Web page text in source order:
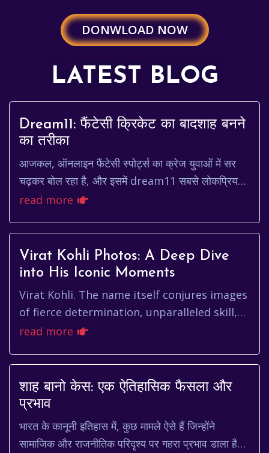
DONWLOAD NOW
LATEST BLOG
Dream11: फैंटेसी क्रिकेट का बादशाह बनने
का तरीका
आजकल, ऑनलाइन फैंटेसी स्पोर्ट्स का क्रेज युवाओं में सर
चढ़कर बोल रहा है, और इसमें dream11 सबसे लोकप्रिय
प्लेटफार्मों में से एक है। क्रिकेट के दीवानों क...
read more
Virat Kohli Photos: A Deep Dive
into His Iconic Moments
Virat Kohli. The name itself conjures images
of fierce determination, unparalleled skill,
and moments of sheer brilliance on the
read more
शाह बानो केस: एक ऐतिहासिक फैसला और
प्रभाव
भारत के कानूनी इतिहास में, कुछ मामले ऐसे हैं जिन्होंने
सामाजिक और राजनीतिक परिदृश्य पर गहरा प्रभाव डाला है।